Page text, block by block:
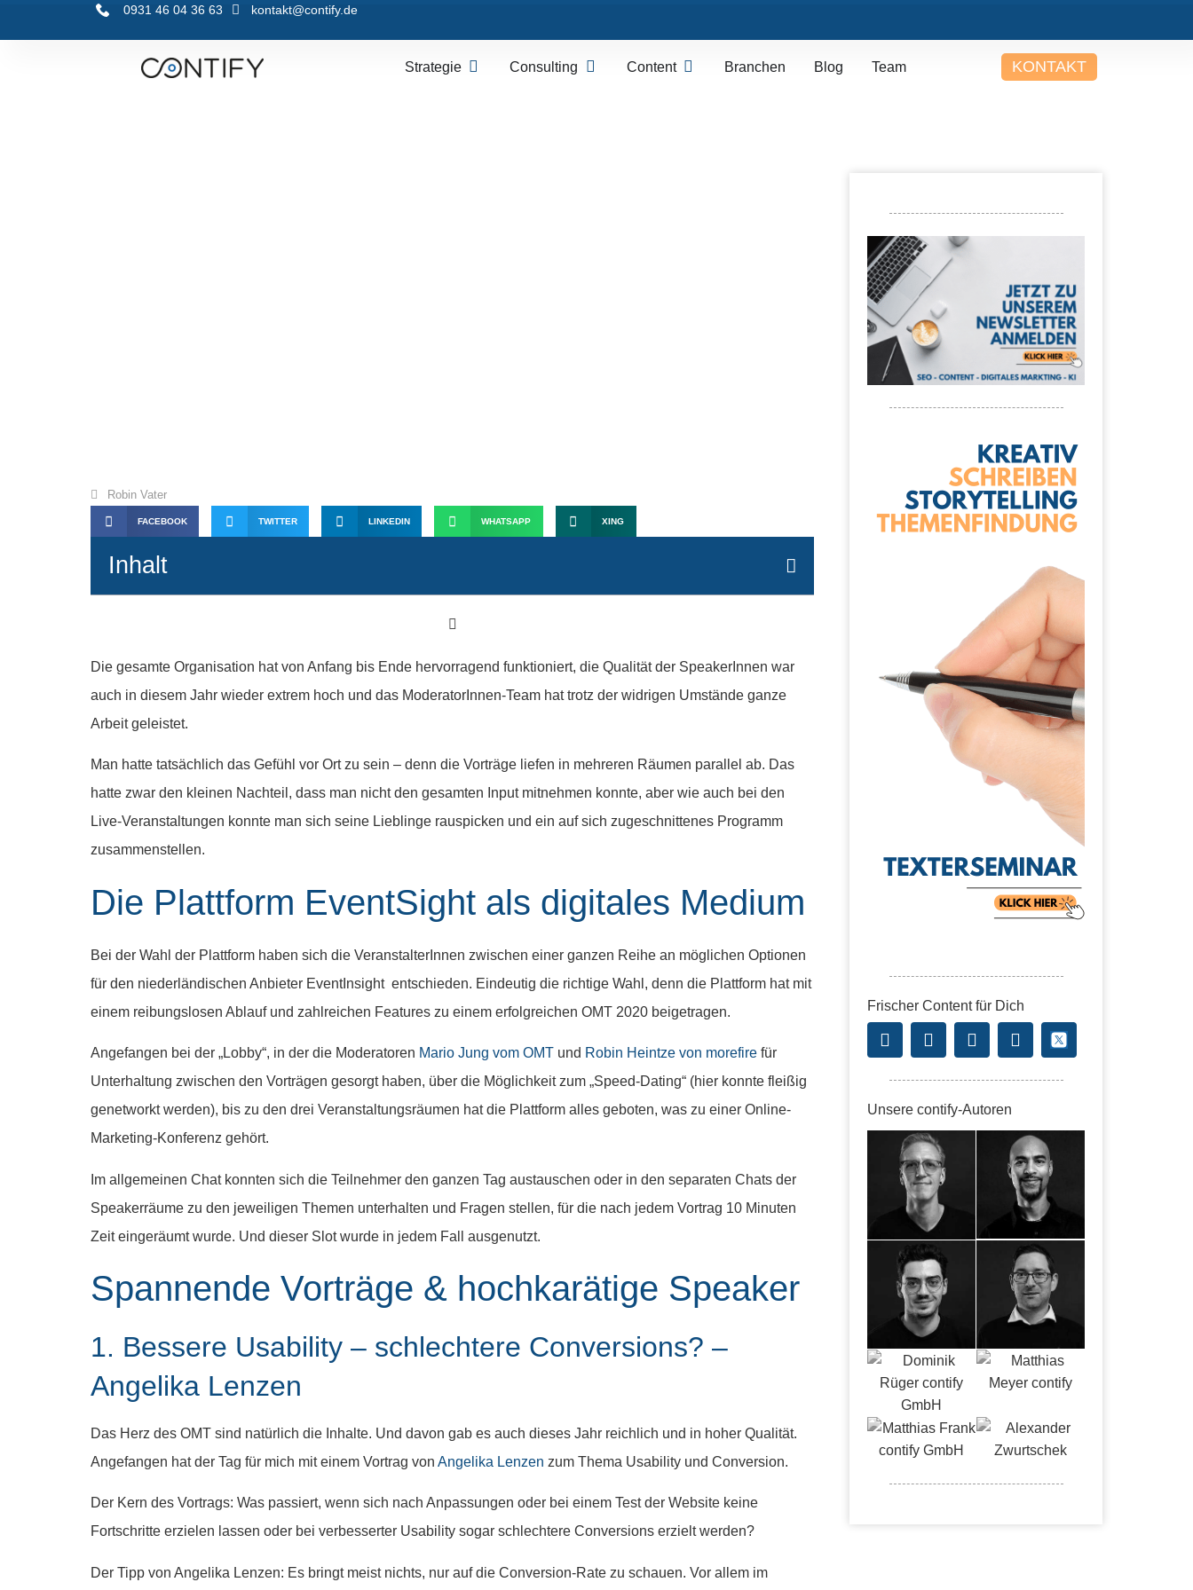
0931 46 04 36 63 kontakt@contify.de
Strategie Consulting Content Branchen Blog Team KONTAKT
Robin Vater
FACEBOOK TWITTER LINKEDIN WHATSAPP XING
Inhalt
Die gesamte Organisation hat von Anfang bis Ende hervorragend funktioniert, die Qualität der SpeakerInnen war
auch in diesem Jahr wieder extrem hoch und das ModeratorInnen-Team hat trotz der widrigen Umstände ganze
Arbeit geleistet.
Man hatte tatsächlich das Gefühl vor Ort zu sein – denn die Vorträge liefen in mehreren Räumen parallel ab. Das
hatte zwar den kleinen Nachteil, dass man nicht den gesamten Input mitnehmen konnte, aber wie auch bei den
Live-Veranstaltungen konnte man sich seine Lieblinge rauspicken und ein auf sich zugeschnittenes Programm
zusammenstellen.
Die Plattform EventSight als digitales Medium
Bei der Wahl der Plattform haben sich die VeranstalterInnen zwischen einer ganzen Reihe an möglichen Optionen
für den niederländischen Anbieter EventInsight entschieden. Eindeutig die richtige Wahl, denn die Plattform hat mit
einem reibungslosen Ablauf und zahlreichen Features zu einem erfolgreichen OMT 2020 beigetragen.
Angefangen bei der „Lobby“, in der die Moderatoren Mario Jung vom OMT und Robin Heintze von morefire für
Unterhaltung zwischen den Vorträgen gesorgt haben, über die Möglichkeit zum „Speed-Dating“ (hier konnte fleißig
genetworkt werden), bis zu den drei Veranstaltungsräumen hat die Plattform alles geboten, was zu einer Online-
Marketing-Konferenz gehört.
Im allgemeinen Chat konnten sich die Teilnehmer den ganzen Tag austauschen oder in den separaten Chats der
Speakerräume zu den jeweiligen Themen unterhalten und Fragen stellen, für die nach jedem Vortrag 10 Minuten
Zeit eingeräumt wurde. Und dieser Slot wurde in jedem Fall ausgenutzt.
Spannende Vorträge & hochkarätige Speaker
1. Bessere Usability – schlechtere Conversions? –
Angelika Lenzen
Das Herz des OMT sind natürlich die Inhalte. Und davon gab es auch dieses Jahr reichlich und in hoher Qualität.
Angefangen hat der Tag für mich mit einem Vortrag von Angelika Lenzen zum Thema Usability und Conversion.
Der Kern des Vortrags: Was passiert, wenn sich nach Anpassungen oder bei einem Test der Website keine
Fortschritte erzielen lassen oder bei verbesserter Usability sogar schlechtere Conversions erzielt werden?
Der Tipp von Angelika Lenzen: Es bringt meist nichts, nur auf die Conversion-Rate zu schauen. Vor allem im
Frischer Content für Dich
Unsere contify-Autoren